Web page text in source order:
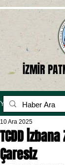
İZMİR
Yazı
TCDD
Çaresiz
10 Ara 2025